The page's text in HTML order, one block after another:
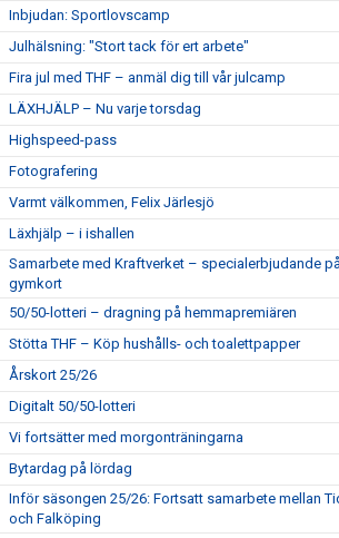
Inbjudan: Sportlovscamp
Julhälsning: "Stort tack för ert arbete"
Fira jul med THF – anmäl dig till vår julcamp
LÄXHJÄLP – Nu varje torsdag
Highspeed-pass
Fotografering
Varmt välkommen, Felix Järlesjö
Läxhjälp – i ishallen
Samarbete med Kraftverket – specialerbjudande
gymkort
50/50-lotteri – dragning på hemmapremiären
Stötta THF – Köp hushålls- och toalettpapper
Årskort 25/26
Digitalt 50/50-lotteri
Vi fortsätter med morgonträningarna
Bytardag på lördag
Inför säsongen 25/26: Fortsatt samarbete mellan
och Falköping